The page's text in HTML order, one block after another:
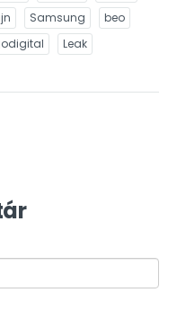
Samsung
beo
Leak